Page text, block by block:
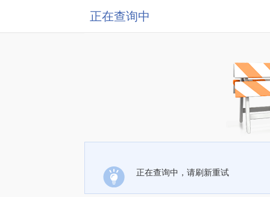
正在查询中
正在查询中，请刷新重试